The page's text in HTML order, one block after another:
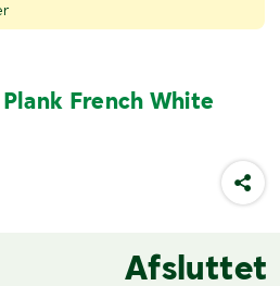
French White
Afsluttet